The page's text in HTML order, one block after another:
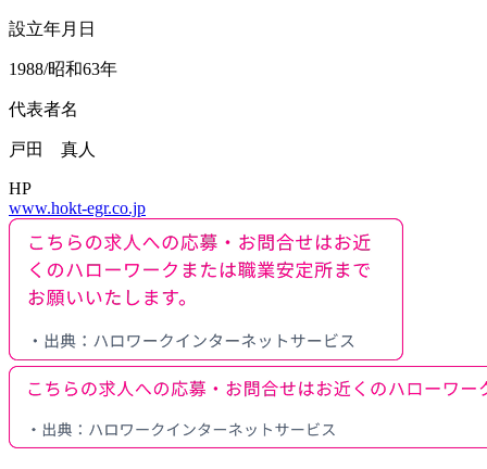
設立年月日
1988/昭和63年
代表者名
戸田 真人
HP
www.hokt-egr.co.jp